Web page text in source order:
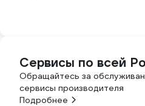
Сервисы по всей
Обращайтесь за
сервисы производителя
Подробнее